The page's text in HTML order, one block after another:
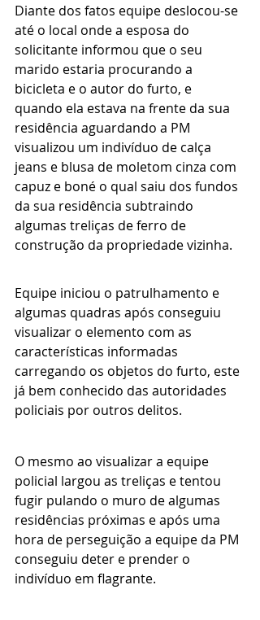
Diante dos fatos equipe deslocou-se
até o local onde a esposa do
solicitante informou que o seu
marido estaria procurando a
bicicleta e o autor do furto, e
quando ela estava na frente da sua
residência aguardando a PM
visualizou um indivíduo de calça
jeans e blusa de moletom cinza com
capuz e boné o qual saiu dos fundos
da sua residência subtraindo
algumas treliças de ferro de
construção da propriedade vizinha.
Equipe iniciou o patrulhamento e
algumas quadras após conseguiu
visualizar o elemento com as
características informadas
carregando os objetos do furto, este
já bem conhecido das autoridades
policiais por outros delitos.
O mesmo ao visualizar a equipe
policial largou as treliças e tentou
fugir pulando o muro de algumas
residências próximas e após uma
hora de perseguição a equipe da PM
conseguiu deter e prender o
indivíduo em flagrante.